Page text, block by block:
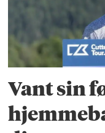
Vant sin